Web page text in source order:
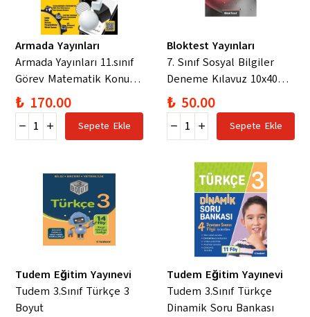
Armada Yayınları
Armada Yayınları 11.sınıf
Görev Matematik Konu
Kitabı Yeni Nesil
₺ 170.00
Sepete Ekle
Bloktest Yayınları
7. Sınıf Sosyal Bilgiler
Deneme Kılavuz 10x40
Soru Bankası Bloktest
(Güncel İçeriğe Sahiptir)
₺ 50.00
Sepete Ekle
Tudem Eğitim Yayınevi
Tudem 3.Sınıf Türkçe 3
Boyut
Tudem Eğitim Yayınevi
Tudem 3.Sınıf Türkçe
Dinamik Soru Bankası